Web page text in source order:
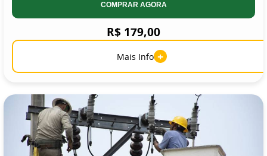
COMPRAR AGORA
R$ 179,00
Mais Info +